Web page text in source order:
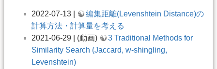
2022-07-13 |
編集距離(Levenshtein Distance)の
計算方法・計算量を考える
2021-06-29 | (動画)
3 Traditional Methods for
Similarity Search (Jaccard, w-shingling,
Levenshtein)